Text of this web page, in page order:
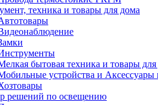
техника и товары для дома
бытовая техника и товары для
устройства и Аксессуары
решений по освещению